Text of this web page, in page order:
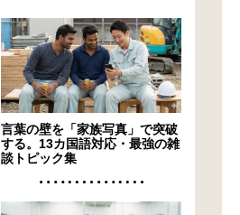
言葉の壁を「家族写真」で突破
する。13カ国語対応・最強の雑
談トピック集